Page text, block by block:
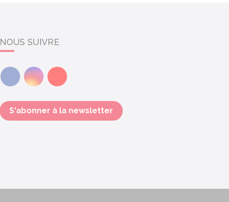
NOUS SUIVRE
FacebookInstagramYoutube
S'abonner à la newsletter